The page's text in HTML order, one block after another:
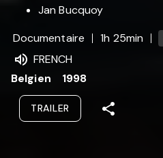
Jan Bucquoy
Documentaire
1h 25min
FRENCH
Belgien
1998
TRAILER